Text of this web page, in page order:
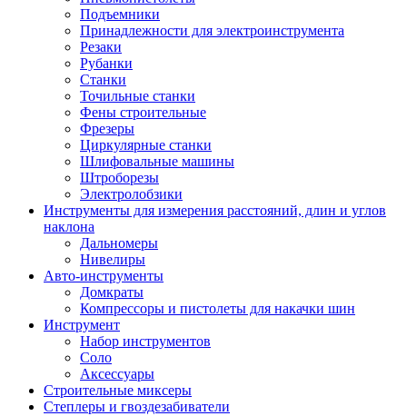
Подъемники
Принадлежности для электроинструмента
Резаки
Рубанки
Станки
Точильные станки
Фены строительные
Фрезеры
Циркулярные станки
Шлифовальные машины
Штроборезы
Электролобзики
Инструменты для измерения расстояний, длин и углов
наклона
Дальномеры
Нивелиры
Авто-инструменты
Домкраты
Компрессоры и пистолеты для накачки шин
Инструмент
Набор инструментов
Соло
Аксессуары
Строительные миксеры
Степлеры и гвоздезабиватели